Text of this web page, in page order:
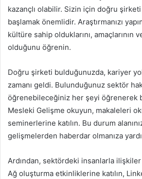
kazançlı olabilir. Sizin için doğru
başlamak önemlidir. Araştırmanızı
kültüre sahip olduklarını, amaçlarının
olduğunu öğrenin.
Doğru şirketi bulduğunuzda, kariyer
zamanı geldi. Bulunduğunuz sektör
öğrenebileceğiniz her şeyi öğrenerek
Mesleki Gelişme okuyun, makaleleri
seminerlerine katılın. Bu durum
gelişmelerden haberdar olmanıza
Ardından, sektördeki insanlarla ilişkiler
Ağ oluşturma etkinliklerine katılın,